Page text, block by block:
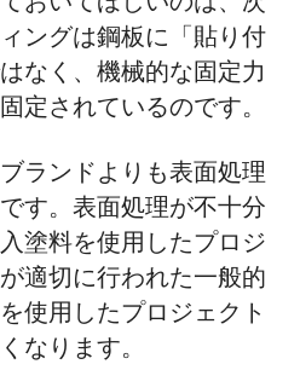
ングは鋼板に「貼り付
なく、機械的な固定力
定されているのです。
ランドよりも表面処理
す。表面処理が不十分
塗料を使用したプロジ
適切に行われた一般的
使用したプロジェクト
なります。